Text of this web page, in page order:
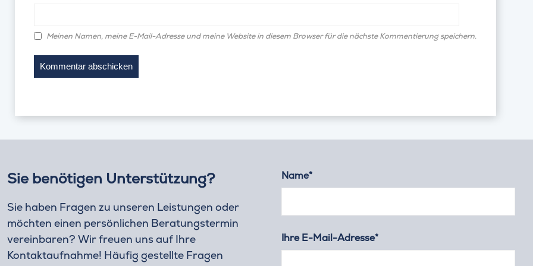
Meinen Namen, meine E-Mail-Adresse und meine Website in diesem Browser für die nächste Kommentierung speichern.
Sie benötigen Unterstützung?
Sie haben Fragen zu unseren Leistungen oder
möchten einen persönlichen Beratungstermin
vereinbaren? Wir freuen uns auf Ihre
Kontaktaufnahme! Häufig gestellte Fragen
Name*
Ihre E-Mail-Adresse*